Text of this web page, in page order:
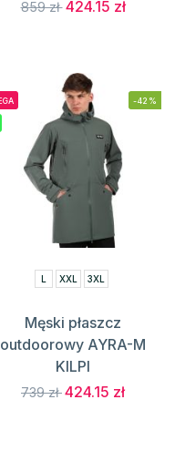
859 zł 424.15 zł
-42%
L XXL 3XL
Męski płaszcz
outdoorowy AYRA-M
KILPI
739 zł424.15 zł